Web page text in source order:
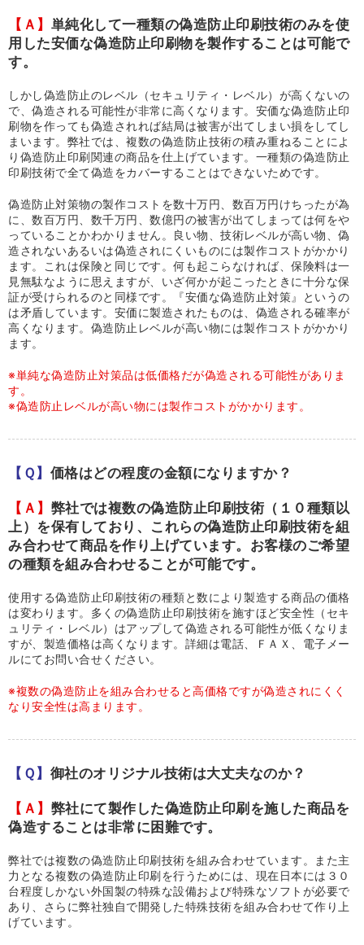
【Ａ】 単純化して一種類の偽造防止印刷技術のみを使
用した安価な偽造防止印刷物を製作することは可能で
す。
しかし偽造防止のレベル（セキュリティ・レベル）が高くないの
で、偽造される可能性が非常に高くなります。安価な偽造防止印
刷物を作っても偽造されれば結局は被害が出てしまい損をしてし
まいます。弊社では、複数の偽造防止技術の積み重ねることによ
り偽造防止印刷関連の商品を仕上げています。一種類の偽造防止
印刷技術で全て偽造をカバーすることはできないためです。
偽造防止対策物の製作コストを数十万円、数百万円けちったが為
に、数百万円、数千万円、数億円の被害が出てしまっては何をや
っていることかわかりません。良い物、技術レベルが高い物、偽
造されないあるいは偽造されにくいものには製作コストがかかり
ます。これは保険と同じです。何も起こらなければ、保険料は一
見無駄なように思えますが、いざ何かが起こったときに十分な保
証が受けられるのと同様です。『安価な偽造防止対策』というの
は矛盾しています。安価に製造されたものは、偽造される確率が
高くなります。偽造防止レベルが高い物には製作コストがかかり
ます。
※単純な偽造防止対策品は低価格だが偽造される可能性がありま
す。
※偽造防止レベルが高い物には製作コストがかかります。
【Ｑ】 価格はどの程度の金額になりますか？
【Ａ】 弊社では複数の偽造防止印刷技術（１０種類以
上）を保有しており、これらの偽造防止印刷技術を組
み合わせて商品を作り上げています。お客様のご希望
の種類を組み合わせることが可能です。
使用する偽造防止印刷技術の種類と数により製造する商品の価格
は変わります。多くの偽造防止印刷技術を施すほど安全性（セキ
ュリティ・レベル）はアップして偽造される可能性が低くなりま
すが、製造価格は高くなります。詳細は電話、ＦＡＸ、電子メー
ルにてお問い合せください。
※複数の偽造防止を組み合わせると高価格ですが偽造されにくく
なり安全性は高まります。
【Ｑ】 御社のオリジナル技術は大丈夫なのか？
【Ａ】 弊社にて製作した偽造防止印刷を施した商品を
偽造することは非常に困難です。
弊社では複数の偽造防止印刷技術を組み合わせています。また主
力となる複数の偽造防止印刷を行うためには、現在日本には３０
台程度しかない外国製の特殊な設備および特殊なソフトが必要で
あり、さらに弊社独自で開発した特殊技術を組み合わせて作り上
げています。